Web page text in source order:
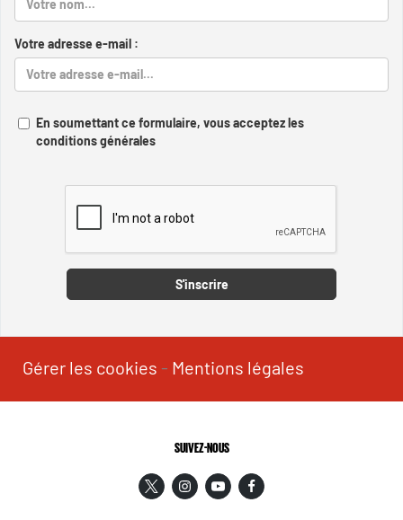
Votre adresse e-mail :
En soumettant ce formulaire, vous acceptez les
conditions générales
S'inscrire
Gérer les cookies - Mentions légales
SUIVEZ-NOUS